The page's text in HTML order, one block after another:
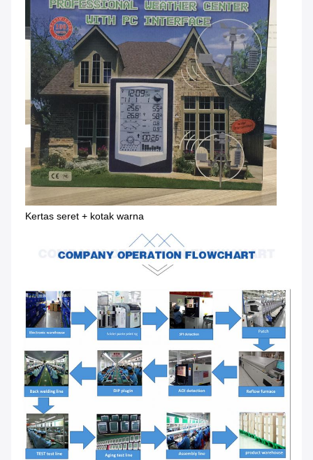
Kertas seret + kotak warna